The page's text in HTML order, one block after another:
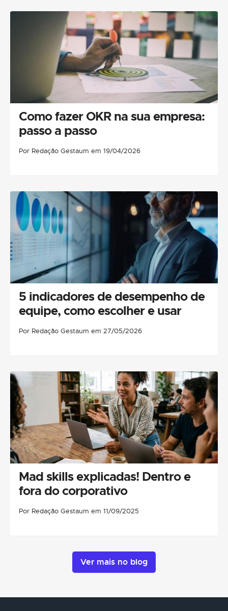
Como fazer OKR na sua empresa:
passo a passo
Por Redação Gestaum em 19/04/2026
5 indicadores de desempenho de
equipe, como escolher e usar
Por Redação Gestaum em 27/05/2026
Mad skills explicadas! Dentro e
fora do corporativo
Por Redação Gestaum em 11/09/2025
Ver mais no blog